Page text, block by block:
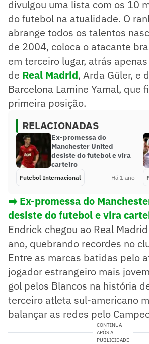
divulgou uma lista com os 10
do futebol na atualidade. O
abrange todos os talentos
de 2004, coloca o atacante
em terceiro lugar, atrás
de Real Madrid, Arda Güler, e
Barcelona Lamine Yamal, que
primeira posição.
RELACIONADAS
Ex-promessa do
Manchester United
desiste do futebol e vira
carteiro
Futebol Internacional Há 1 ano
➡️ Ex-promessa do
desiste do futebol e vira
Endrick chegou ao Real
ano, quebrando recordes no
Entre as marcas batidas pelo
jogador estrangeiro mais
gol pelos Blancos na história
terceiro atleta sul-americano
balançar as redes pelo
CONTINUA
APÓS A
PUBLICIDADE